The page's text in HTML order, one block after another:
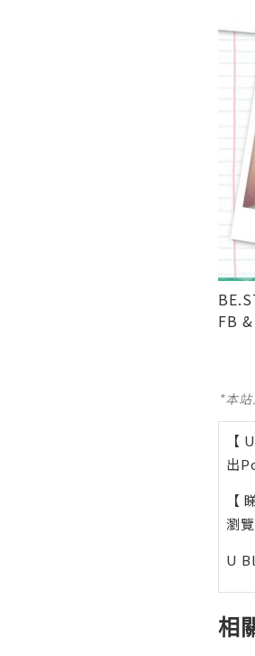
FB
*本
【
出
【
瀏
U
相